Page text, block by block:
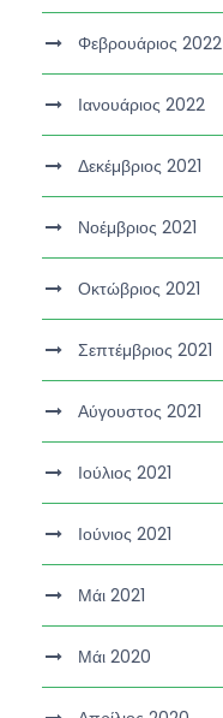
Φεβρουάριος 2022
Ιανουάριος 2022
Δεκέμβριος 2021
Νοέμβριος 2021
Οκτώβριος 2021
Σεπτέμβριος 2021
Αύγουστος 2021
Ιούλιος 2021
Ιούνιος 2021
Μάι 2021
Μάι 2020